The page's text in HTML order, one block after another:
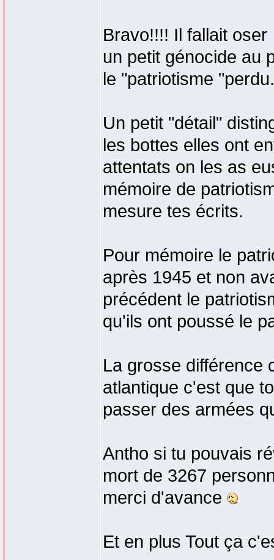
Bravo!!!! Il fallait oser
un petit génocide au
le "patriotisme "perdu.
Un petit "détail"
les bottes elles ont
attentats on les as
mémoire de
mesure tes écrits.
Pour mémoire le
après 1945 et non
précédent le
qu'ils ont poussé le
La grosse différence
atlantique c'est que
passer des armées
Antho si tu pouvais
mort de 3267
merci d'avance
Et en plus Tout ça